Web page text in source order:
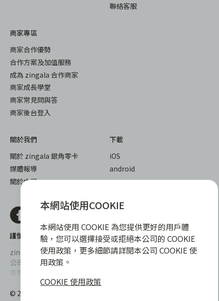
聯絡客服
商家專區
商家合作優勢
合作方案及加值服務
成為 zingala 合作商家
商家成長學堂
商家常見問與答
商家後台登入
關於我們
關於 zingala 銀角零卡
媒體報導
關於中租
下載
iOS
android
謹慎衡量自身財務狀況，理性理財最安心
zingala銀角零卡/仲信資融沒有代辦公司及代辦業務，也未與代辦
公司合作，更不會要求您提供實體銀行提款卡或實體信用卡，請提
高警覺，勿受騙上當！
提醒您，消費前請審慎評估財務狀況，理性理財最安心。總費用年
百分率區間為0%~15.9%，實際費用率，仍以各合作商家提供之商
© 2022 仲信資融股份有限公司 Chailease Consumer Finance
本網站使用COOKIE
本網站使用 COOKIE 為您提供更好的用戶體
驗，您可以選擇接受或拒絕本公司的 COOKIE
使用政策，更多細節請詳閱本公司 COOKIE 使
用政策。
COOKIE 使用政策